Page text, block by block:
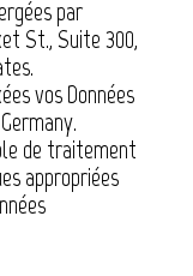
par
St., Suite 300,
vos Données
de traitement
appropriées